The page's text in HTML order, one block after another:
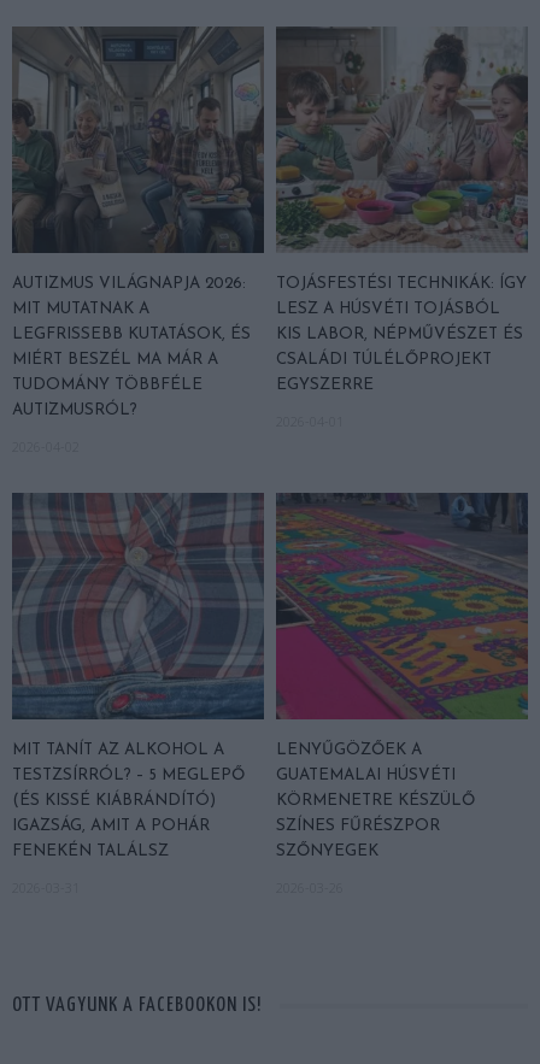
AUTIZMUS VILÁGNAPJA 2026:
MIT MUTATNAK A
LEGFRISSEBB KUTATÁSOK, ÉS
MIÉRT BESZÉL MA MÁR A
TUDOMÁNY TÖBBFÉLE
AUTIZMUSRÓL?
TOJÁSFESTÉSI TECHNIKÁK: ÍGY
LESZ A HÚSVÉTI TOJÁSBÓL
KIS LABOR, NÉPMŰVÉSZET ÉS
CSALÁDI TÚLÉLŐPROJEKT
EGYSZERRE
MIT TANÍT AZ ALKOHOL A
TESTZSÍRRÓL? – 5 MEGLEPŐ
(ÉS KISSÉ KIÁBRÁNDÍTÓ)
IGAZSÁG, AMIT A POHÁR
FENEKÉN TALÁLSZ
LENYŰGÖZŐEK A
GUATEMALAI HÚSVÉTI
KÖRMENETRE KÉSZÜLŐ
SZÍNES FŰRÉSZPOR
SZŐNYEGEK
OTT VAGYUNK A FACEBOOKON IS!